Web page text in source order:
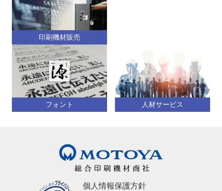
印刷機材販売
フォント 人材サービス
個人情報保護方針